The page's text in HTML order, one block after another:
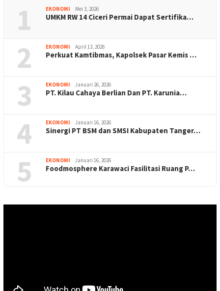
1 EKONOMI Mei 3, 2026
UMKM RW 14 Ciceri Permai Dapat Sertifika…
2 EKONOMI April 13, 2026
Perkuat Kamtibmas, Kapolsek Pasar Kemis …
3 EKONOMI Januari 26, 2026
PT. Kilau Cahaya Berlian Dan PT. Karunia…
4 EKONOMI Januari 16, 2026
Sinergi PT BSM dan SMSI Kabupaten Tanger…
5 EKONOMI Januari 16, 2026
Foodmosphere Karawaci Fasilitasi Ruang P…